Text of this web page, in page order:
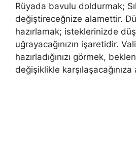
Rüyada bavulu doldurmak;
değiştireceğnize alamettir.
hazırlamak; isteklerinizde düş
uğrayacağınızın işaretidir.
hazırladığınızı görmek,
değişiklikle